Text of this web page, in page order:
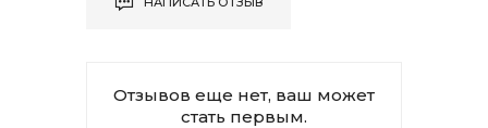
Отзывов еще нет, ваш может
стать первым.